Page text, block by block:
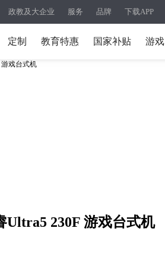
政教及大企业 服务 品牌 下载APP
定制 教育特惠 国家补贴 游戏
游戏台式机
Ultra5 230F 游戏台式机